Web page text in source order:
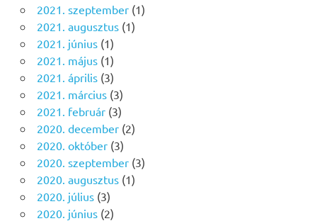
2021. szeptember(1)
2021. augusztus(1)
2021. június(1)
2021. május(1)
2021. április(3)
2021. március(3)
2021. február(3)
2020. december(2)
2020. október(3)
2020. szeptember(3)
2020. augusztus(1)
2020. július(3)
2020. június(2)